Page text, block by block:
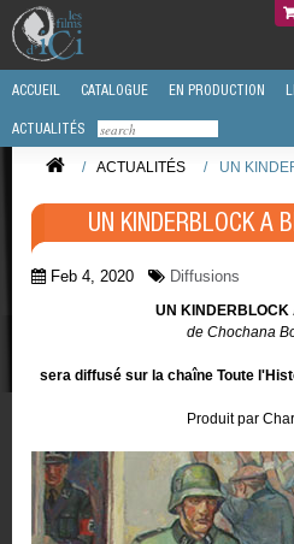
ACCUEIL CATALOGUE EN PRODUCTION
ACTUALITÉS
/ ACTUALITÉS / UN
UN KINDERBLOCK A
Feb 4, 2020 Diffusions
UN KINDERBLOCK
de Chochana
sera diffusé sur la chaîne Toute
Produit par